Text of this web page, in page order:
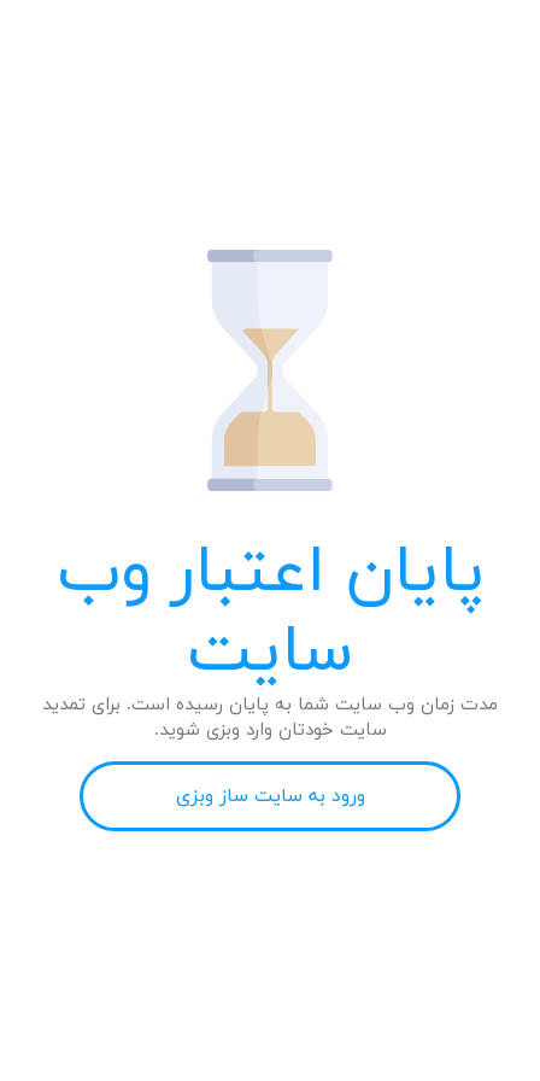
پایان اعتبار وب
سایت
مدت زمان وب سایت شما به پایان رسیده است. برای تمدید
سایت خودتان وارد وبزی شوید.
ورود به سایت ساز وبزی